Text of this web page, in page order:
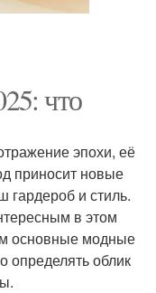
что
эпохи, её
приносит новые
и стиль.
в этом
основные модные
определять облик